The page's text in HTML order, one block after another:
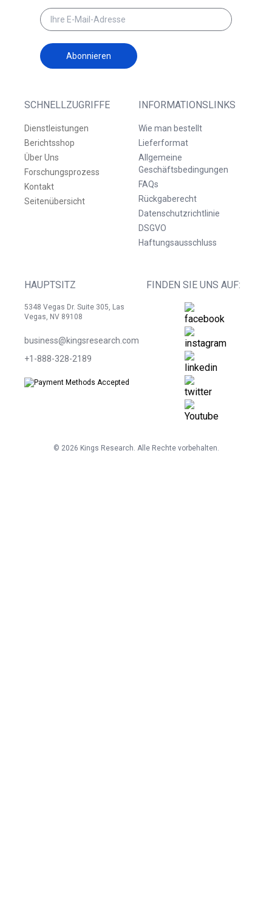
SCHNELLZUGRIFFE
Dienstleistungen
Berichtsshop
Über Uns
Forschungsprozess
Kontakt
Seitenübersicht
INFORMATIONSLINKS
Wie man bestellt
Lieferformat
Allgemeine
Geschäftsbedingungen
FAQs
Rückgaberecht
Datenschutzrichtlinie
DSGVO
Haftungsausschluss
HAUPTSITZ
5348 Vegas Dr. Suite 305, Las
Vegas, NV 89108
business@kingsresearch.com
+1-888-328-2189
FINDEN SIE UNS AUF:
Abonnieren
© 2026 Kings Research. Alle Rechte vorbehalten.